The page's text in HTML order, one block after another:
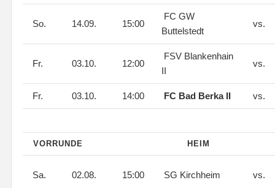
So. 14.09. 15:00
FC GW
Buttelstedt
vs.
Fr. 03.10. 12:00
FSV Blankenhain
II
vs.
Fr. 03.10. 14:00 FC Bad Berka II vs.
VORRUNDE HEIM
Sa. 02.08. 15:00 SG Kirchheim vs.